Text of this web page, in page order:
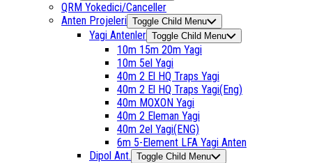
QRM Yokedici/Canceller
Anten Projeleri Toggle Child Menu
Yagi Antenler Toggle Child Menu
10m 15m 20m Yagi
10m 5el Yagi
40m 2 El HQ Traps Yagi
40m 2 El HQ Traps Yagi(Eng)
40m MOXON Yagi
40m 2 Eleman Yagi
40m 2el Yagi(ENG)
6m 5-Element LFA Yagi Anten
Dipol Ant. Toggle Child Menu